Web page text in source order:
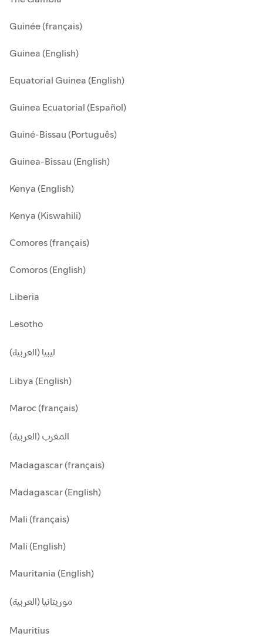
Guinée (français)
Guinea (English)
Equatorial Guinea (English)
Guinea Ecuatorial (Español)
Guiné-Bissau (Português)
Guinea-Bissau (English)
Kenya (English)
Kenya (Kiswahili)
Comores (français)
Comoros (English)
Liberia
Lesotho
ليبيا (العربية)
Libya (English)
Maroc (français)
المغرب (العربية)
Madagascar (français)
Madagascar (English)
Mali (français)
Mali (English)
Mauritania (English)
موريتانيا (العربية)
Mauritius